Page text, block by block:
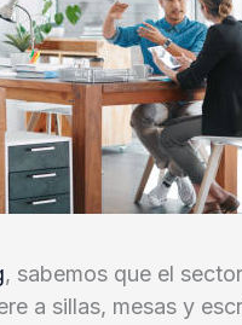
, sabemos que el
a sillas, mesas y